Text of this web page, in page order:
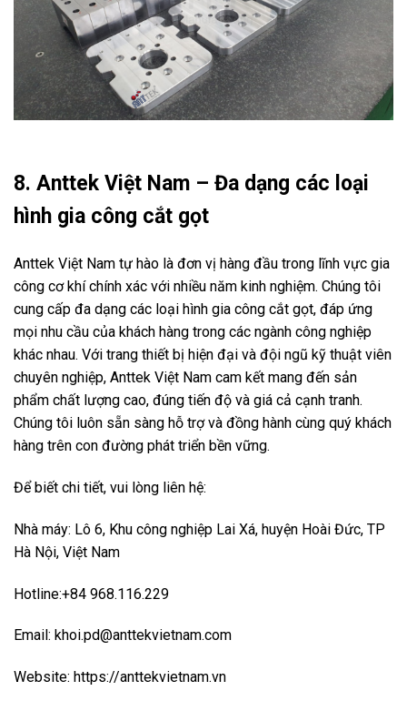
8. Anttek Việt Nam – Đa dạng các loại
hình gia công cắt gọt
Anttek Việt Nam tự hào là đơn vị hàng đầu trong lĩnh vực gia
công cơ khí chính xác với nhiều năm kinh nghiệm. Chúng tôi
cung cấp đa dạng các loại hình gia công cắt gọt, đáp ứng
mọi nhu cầu của khách hàng trong các ngành công nghiệp
khác nhau. Với trang thiết bị hiện đại và đội ngũ kỹ thuật viên
chuyên nghiệp, Anttek Việt Nam cam kết mang đến sản
phẩm chất lượng cao, đúng tiến độ và giá cả cạnh tranh.
Chúng tôi luôn sẵn sàng hỗ trợ và đồng hành cùng quý khách
hàng trên con đường phát triển bền vững.
Để biết chi tiết, vui lòng liên hệ:
Nhà máy: Lô 6, Khu công nghiệp Lai Xá, huyện Hoài Đức, TP
Hà Nội, Việt Nam
Hotline:+84 968.116.229
Email: khoi.pd@anttekvietnam.com
Website: https://anttekvietnam.vn